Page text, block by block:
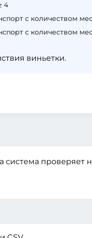
4
с количеством
с количеством
виньетки.
проверяет